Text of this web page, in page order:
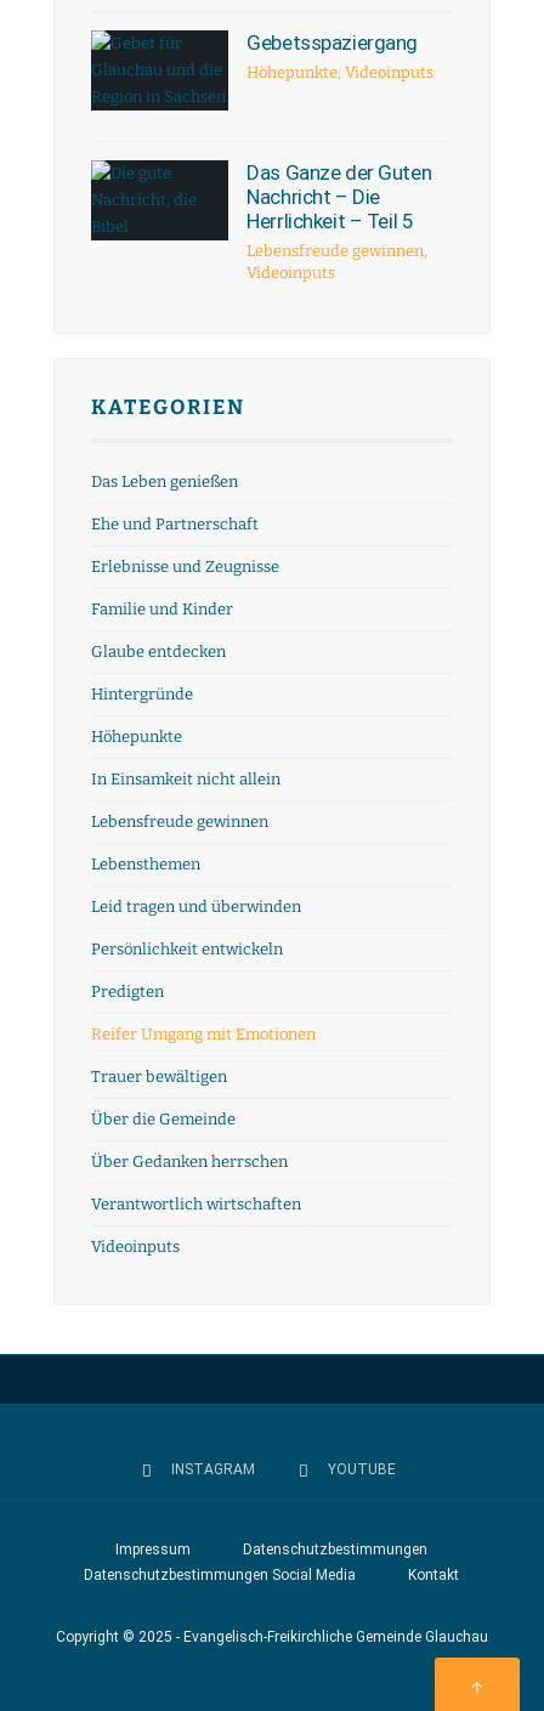
Gebetsspaziergang
Höhepunkte,Videoinputs
Das Ganze der Guten
Nachricht – Die
Herrlichkeit – Teil 5
Lebensfreude gewinnen,
Videoinputs
KATEGORIEN
Das Leben genießen
Ehe und Partnerschaft
Erlebnisse und Zeugnisse
Familie und Kinder
Glaube entdecken
Hintergründe
Höhepunkte
In Einsamkeit nicht allein
Lebensfreude gewinnen
Lebensthemen
Leid tragen und überwinden
Persönlichkeit entwickeln
Predigten
Reifer Umgang mit Emotionen
Trauer bewältigen
Über die Gemeinde
Über Gedanken herrschen
Verantwortlich wirtschaften
Videoinputs
INSTAGRAM YOUTUBE
Impressum
Datenschutzbestimmungen
Datenschutzbestimmungen Social Media
Kontakt
Copyright © 2025 - Evangelisch-Freikirchliche Gemeinde Glauchau
↑